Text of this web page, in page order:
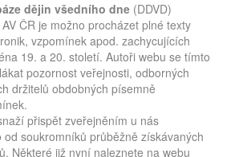
dějin všedního dne (DDVD)
ČR je možno procházet plné texty
vzpomínek apod. zachycujících
19. a 20. století. Autoři webu se tímto
pozornost veřejnosti, odborných
držitelů obdobných písemně
přispět zveřejněním u nás
od soukromníků průběžně získávaných
Některé již nyní naleznete na webu